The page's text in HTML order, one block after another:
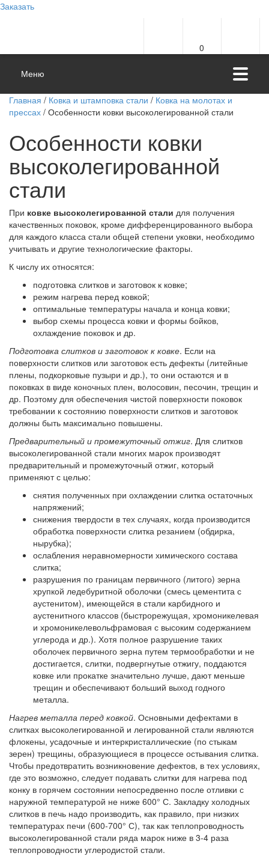
Заказать
0
Меню
Главная / Ковка и штамповка стали / Ковка на молотах и
прессах / Особенности ковки высоколегированной стали
Особенности ковки
высоколегированной
стали
При ковке высоколегированной стали для получения
качественных поковок, кроме дифференцированного выбора
для каждого класса стали общей степени уковки, необходимо
учитывать и другие технологические факторы.
К числу их относятся:
подготовка слитков и заготовок к ковке;
режим нагрева перед ковкой;
оптимальные температуры начала и конца ковки;
выбор схемы процесса ковки и формы бойков,
охлаждение поковок и др.
Подготовка слитков и заготовок к ковке. Если на
поверхности слитков или заготовок есть дефекты (литейные
плены, подкорковые пузыри и др.), то они остаются и в
поковках в виде коночных плен, волосовин, песочин, трещин и
др. Поэтому для обеспечения чистой поверхности поковок
требовании к состоянию поверхности слитков и заготовок
должны быть максимально повышены.
Предварительный и промежуточный отжиг. Для слитков
высоколегированной стали многих марок производят
предварительный и промежуточный отжиг, который
применяют с целью:
снятия полученных при охлаждении слитка остаточных
напряжений;
снижения твердости в тех случаях, когда производится
обработка поверхности слитка резанием (обдирка,
нырубка);
ослабления неравномерности химического состава
слитка;
разрушения по границам первичного (литого) зерна
хрупкой ледебуритной оболочки (смесь цементита с
аустенитом), имеющейся в стали карбидного и
аустенитного классов (быстрорежущая, хромоникелевая
и хромоникелевольфрамовая с высоким содержанием
углерода и др.). Хотя полное разрушение таких
оболочек первичного зерна путем термообработки и не
достигается, слитки, подвергнутые отжигу, поддаются
ковке или прокатке значительно лучше, дают меньше
трещин и обеспечивают больший выход годного
металла.
Нагрев металла перед ковкой. Основными дефектами в
слитках высоколегированной и легированной стали являются
флокены, усадочные и интеркристаллические (по стыкам
зерен) трещины, образующиеся в процессе остывания слитка.
Чтобы предотвратить возникновение дефектов, в тех условиях,
где это возможно, следует подавать слитки для нагрева под
конку в горячем состоянии непосредвенно после отливки с
наружной температурой не ниже 600° С. Закладку холодных
слитков в печь надо производить, как правило, при низких
температурах печи (600-700° С), так как теплопроводность
высоколегированной стали ряда марок ниже в 3-4 раза
теплопроводности углеродистой стали.